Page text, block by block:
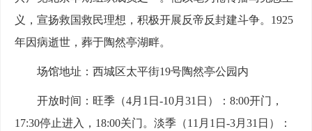
义，宣扬救国救民理想，积极开展反帝反封建斗争。1925
年因病逝世，葬于陶然亭湖畔。
场馆地址：西城区太平街19号陶然亭公园内
开放时间：旺季（4月1日-10月31日）：8:00开门，
17:30停止进入，18:00关门。淡季（11月1日-3月31日）：